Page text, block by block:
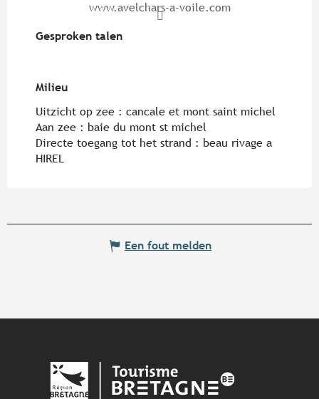
www.avelchars-a-voile.com
Gesproken talen
Gesproken talen
Milieu
Milieu
Uitzicht op zee : cancale et mont saint michel
Aan zee : baie du mont st michel
Directe toegang tot het strand : beau rivage a
HIREL
Een fout melden